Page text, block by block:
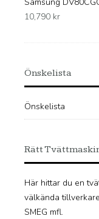
10,790 kr
Önskelista
Önskelista
Rätt
Här hittar du en
välkända
SMEG mfl.